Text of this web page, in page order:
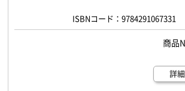
ISBNコード：9784291067331
詳細